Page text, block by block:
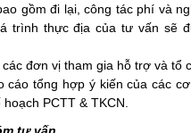
gồm đi lại, công tác phí và
trình thực địa của tư vấn sẽ
đơn vị tham gia hỗ trợ và tổ
cáo tổng hợp ý kiến của các
PCTT & TKCN.